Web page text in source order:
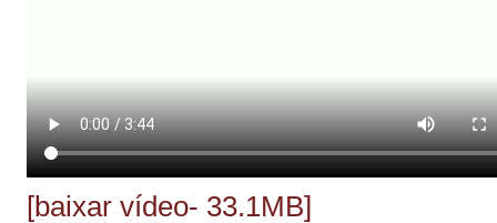
[baixar vídeo- 33.1MB]